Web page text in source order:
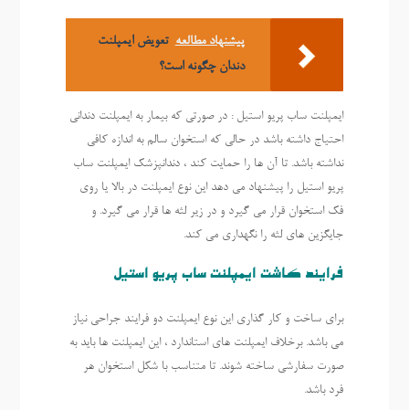
پیشنهاد مطالعه تعویض ایمپلنت
دندان چگونه است؟
ایمپلنت ساب پریو استیل : در صورتی که بیمار به ایمپلنت دندانی
احتیاج داشته باشد در حالی که استخوان سالم به اندازه کافی
نداشته باشد. تا آن ها را حمایت کند ، دندانپزشک ایمپلنت ساب
پریو استیل را پیشنهاد می دهد این نوع ایمپلنت در بالا یا روی
فک استخوان قرار می گیرد و در زیر لثه ها قرار می گیرد. و
جایگزین های لثه را نگهداری می کند.
فرایند کاشت ایمپلنت ساب پریو استیل
برای ساخت و کار گذاری این نوع ایمپلنت دو فرایند جراحی نیاز
می باشد. برخلاف ایمپلنت های استاندارد ، این ایمپلنت ها باید به
صورت سفارشی ساخته شوند. تا متناسب با شکل استخوان هر
فرد باشد.